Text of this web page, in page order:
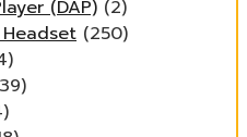
(DAP) (2)
(250)